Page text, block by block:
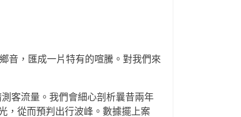
音，匯成一片特有的喧騰。對我們來
客流量。我們會細心剖析曩昔兩年
，從而預判出行波峰。數據擺上案